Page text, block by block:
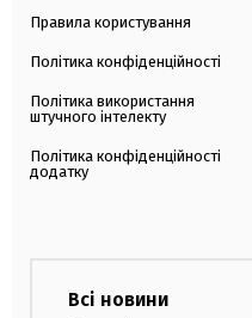
Правила користування
Політика конфіденційності
Політика використання
штучного інтелекту
Політика конфіденційності
додатку
Всі новини